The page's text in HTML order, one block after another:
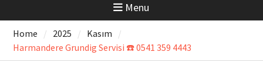
Menu
Home 2025
Kasım
Harmandere Grundig Servisi ☎️ 0541 359 4443